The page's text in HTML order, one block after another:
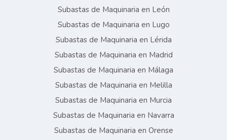
Subastas de Maquinaria en León
Subastas de Maquinaria en Lugo
Subastas de Maquinaria en Lérida
Subastas de Maquinaria en Madrid
Subastas de Maquinaria en Málaga
Subastas de Maquinaria en Melilla
Subastas de Maquinaria en Murcia
Subastas de Maquinaria en Navarra
Subastas de Maquinaria en Orense